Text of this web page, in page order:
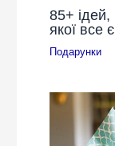
85+
якої все є
Подарунки